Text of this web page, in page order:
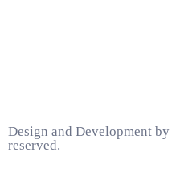
Design and Development by
reserved.